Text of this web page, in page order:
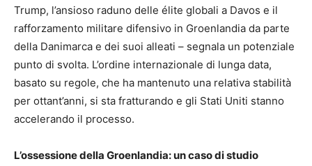
Trump, l’ansioso raduno delle élite globali a Davos e il
rafforzamento militare difensivo in Groenlandia da parte
della Danimarca e dei suoi alleati – segnala un potenziale
punto di svolta. L’ordine internazionale di lunga data,
basato su regole, che ha mantenuto una relativa stabilità
per ottant’anni, si sta fratturando e gli Stati Uniti stanno
accelerando il processo.
L’ossessione della Groenlandia: un caso di studio